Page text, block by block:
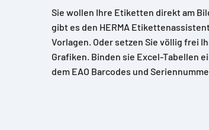
Sie wollen Ihre Etiketten direkt am
gibt es den HERMA
Vorlagen. Oder setzen Sie völlig frei
Grafiken. Binden sie Excel-Tabellen
dem EAO Barcodes und